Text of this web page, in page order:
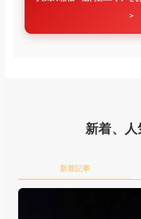
＞
新着、人
新着記事